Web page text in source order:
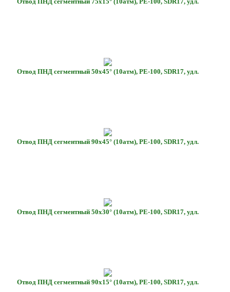
Отвод ПНД сегментный 75х15° (10атм), РЕ-100, SDR17, удл.
Отвод ПНД сегментный 50х45° (10атм), РЕ-100, SDR17, удл.
Отвод ПНД сегментный 90х45° (10атм), РЕ-100, SDR17, удл.
Отвод ПНД сегментный 50х30° (10атм), РЕ-100, SDR17, удл.
Отвод ПНД сегментный 90х15° (10атм), РЕ-100, SDR17, удл.